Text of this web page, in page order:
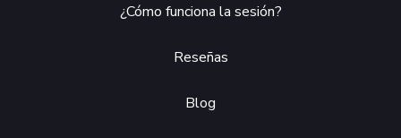
¿Cómo funciona la sesión?
Reseñas
Blog